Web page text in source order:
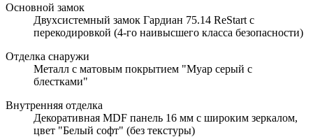
Основной замок
Двухсистемный замок Гардиан 75.14 ReStart с
перекодировкой (4-го наивысшего класса безопасности)
Отделка снаружи
Металл с матовым покрытием "Муар серый с
блестками"
Внутренняя отделка
Декоративная MDF панель 16 мм с широким зеркалом,
цвет "Белый софт" (без текстуры)